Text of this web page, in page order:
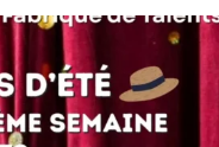
Juin 16